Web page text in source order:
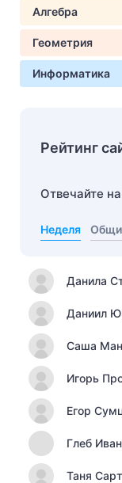
Алгебра
Геометрия
Информатика
Рейтинг
Отвечайте
Неделя
Данила
Даниил
Саша
Игорь
Егор
Глеб
Таня